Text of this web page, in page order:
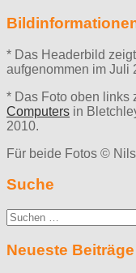
* Das Headerbild
aufgenommen im Juli
* Das Foto oben links
Computers in
2010.
Für beide Fotos ©
Suche
Suche
nach:
Neueste Beiträge